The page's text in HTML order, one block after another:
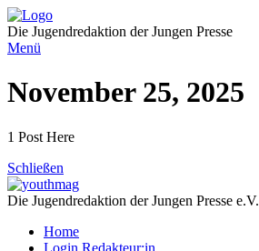
Direkt
zum
Inhalt
Die Jugendredaktion der Jungen Presse
Menü
November 25, 2025
1 Post Here
Schließen
Die Jugendredaktion der Jungen Presse e.V.
Home
Login Redakteur:in